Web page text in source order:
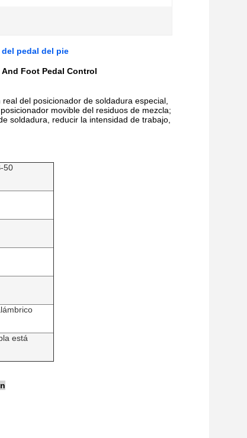
pedal del pie
Foot Pedal Control
del posicionador de soldadura especial,
movible del residuos de mezcla;
soldadura, reducir la intensidad de trabajo,
50
está